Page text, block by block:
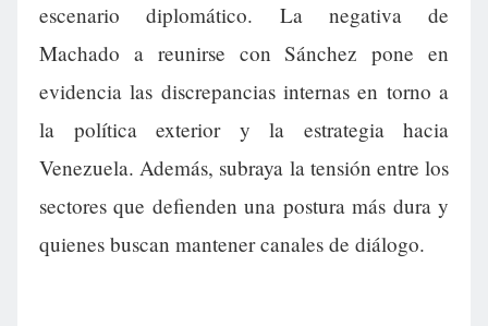
escenario diplomático. La negativa de
Machado a reunirse con Sánchez pone en
evidencia las discrepancias internas en torno a
la política exterior y la estrategia hacia
Venezuela. Además, subraya la tensión entre los
sectores que defienden una postura más dura y
quienes buscan mantener canales de diálogo.